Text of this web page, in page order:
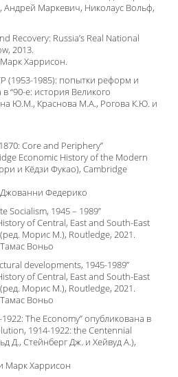
Андрей Маркевич, Николаус Вольф,
Recovery: Russia’s Real National
2013.
Харрисон.
(1953-1985): попытки реформ и
“90-e: история Великого
Ю.М., Краснова М.А., Рогова К.Ю. и
Core and Periphery”
Economic History of the Modern
и Кёдзи Фукао), Cambridge
Федерико
Socialism, 1945 – 1989”
of Central, East and South-East
Морис М.), Routledge, 2021.
Воньо
developments, 1945-1989”
of Central, East and South-East
Морис М.), Routledge, 2021.
Воньо
The Economy” опубликована в
1914-1922: the Centennial
Д., Стейнберг Дж. и Хейвуд А.),
Марк Харрисон